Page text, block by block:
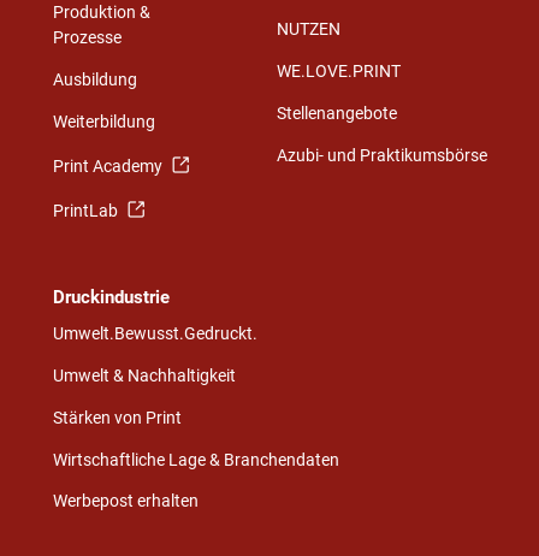
Produktion &
Prozesse
Ausbildung
Weiterbildung
Print Academy
PrintLab
NUTZEN
WE.LOVE.PRINT
Stellenangebote
Azubi- und Praktikumsbörse
Druckindustrie
Umwelt.Bewusst.Gedruckt.
Umwelt & Nachhaltigkeit
Stärken von Print
Wirtschaftliche Lage & Branchendaten
Werbepost erhalten